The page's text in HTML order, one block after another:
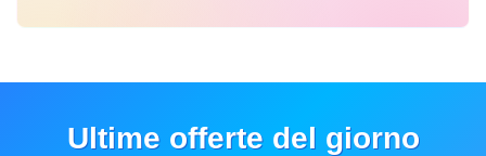
Ultime offerte del giorno